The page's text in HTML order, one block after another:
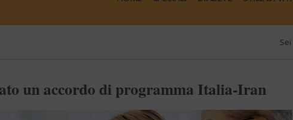
Sei
un accordo di programma Italia-Iran